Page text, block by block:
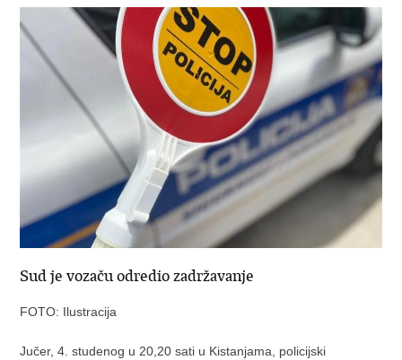
Sud je vozaču odredio zadržavanje
FOTO: Ilustracija
Jučer, 4. studenog u 20,20 sati u Kistanjama, policijski